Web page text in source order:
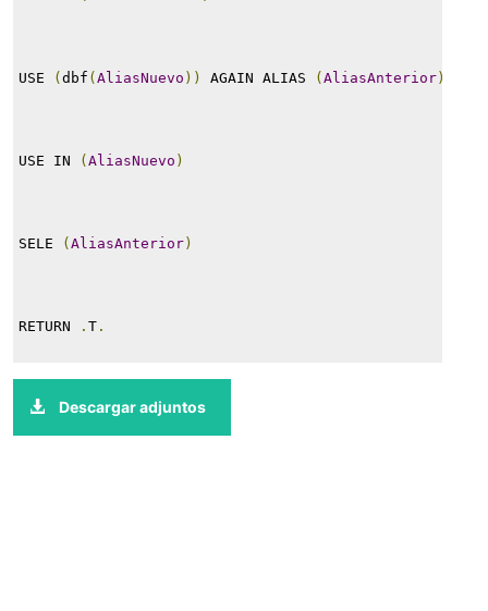
USE ( dbf ( AliasNuevo )) AGAIN ALIAS ( AliasAnterior)
USE IN ( AliasNuevo )
SELE ( AliasAnterior)
RETURN . T .
Descargar adjuntos